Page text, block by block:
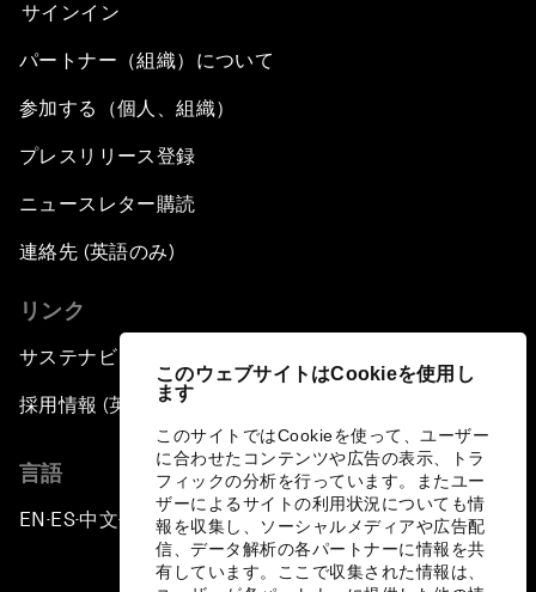
このウェブサイトはCookieを使用し
ます
このサイトではCookieを使って、ユーザー
に合わせたコンテンツや広告の表示、トラ
フィックの分析を行っています。またユー
ザーによるサイトの利用状況についても情
報を収集し、ソーシャルメディアや広告配
信、データ解析の各パートナーに情報を共
有しています。ここで収集された情報は、
サインイン
パートナー（組織）について
参加する（個人、組織）
プレスリリース登録
ニュースレター購読
連絡先 (英語のみ)
リンク
サステナビリティへの取り組み
採用情報 (英語のみ)
言語
EN ▪ ES▪中文▪ 日本語